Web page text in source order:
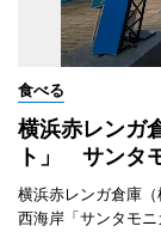
食べる
横浜赤レンガ
ト」 サンタ
横浜赤レンガ倉庫
西海岸「サンタモ